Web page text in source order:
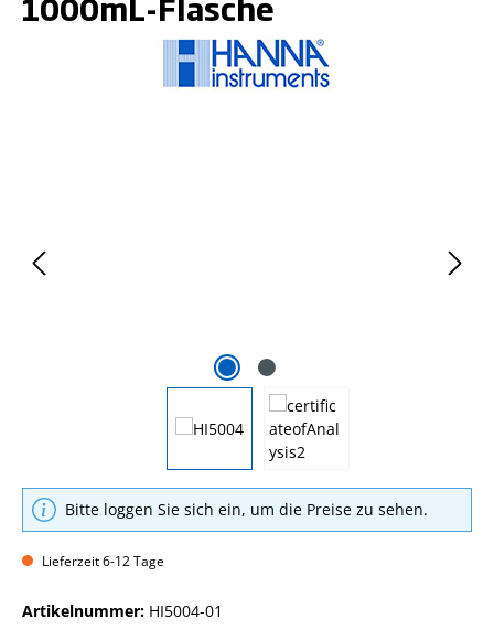
Bitte loggen Sie sich ein, um die Preise zu sehen.
Lieferzeit 6-12 Tage
Artikelnummer: HI5004-01